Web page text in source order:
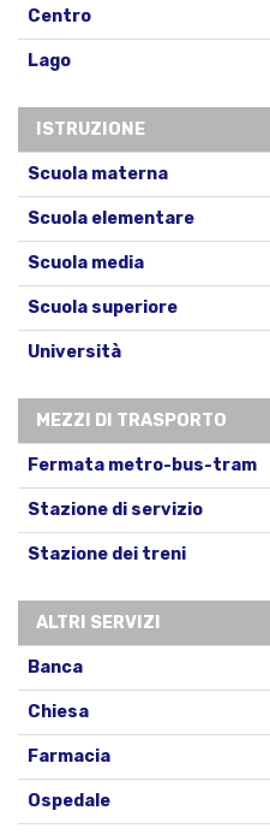
Centro
Lago
ISTRUZIONE
Scuola materna
Scuola elementare
Scuola media
Scuola superiore
Università
MEZZI DI TRASPORTO
Fermata metro-bus-tram
Stazione di servizio
Stazione dei treni
ALTRI SERVIZI
Banca
Chiesa
Farmacia
Ospedale